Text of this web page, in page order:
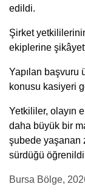
edildi.
Şirket
ekiplerine
Yapılan başvuru
konusu kasiyeri
Yetkililer, olayın
daha büyük bir
şubede yaşanan
sürdüğü
Bursa Bölge,